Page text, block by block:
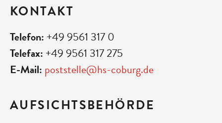
KONTAKT
Telefon: +49 9561 317 0
Telefax: +49 9561 317 275
E-Mail: poststelle@hs-coburg.de
AUFSICHTSBEHÖRDE